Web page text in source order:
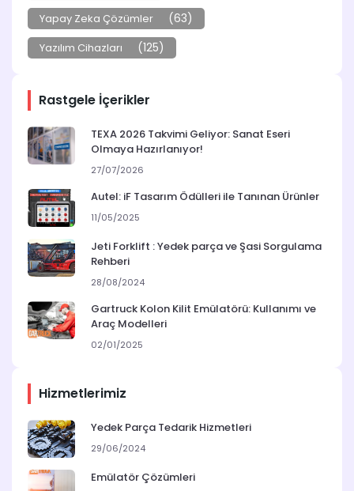
Yapay Zeka Çözümler (63)
Yazılım Cihazları (125)
Rastgele İçerikler
TEXA 2026 Takvimi Geliyor: Sanat Eseri
Olmaya Hazırlanıyor!
27/07/2026
Autel: iF Tasarım Ödülleri ile Tanınan Ürünler
11/05/2025
Jeti Forklift : Yedek parça ve Şasi Sorgulama
Rehberi
28/08/2024
Gartruck Kolon Kilit Emülatörü: Kullanımı ve
Araç Modelleri
02/01/2025
Hizmetlerimiz
Yedek Parça Tedarik Hizmetleri
29/06/2024
Emülatör Çözümleri